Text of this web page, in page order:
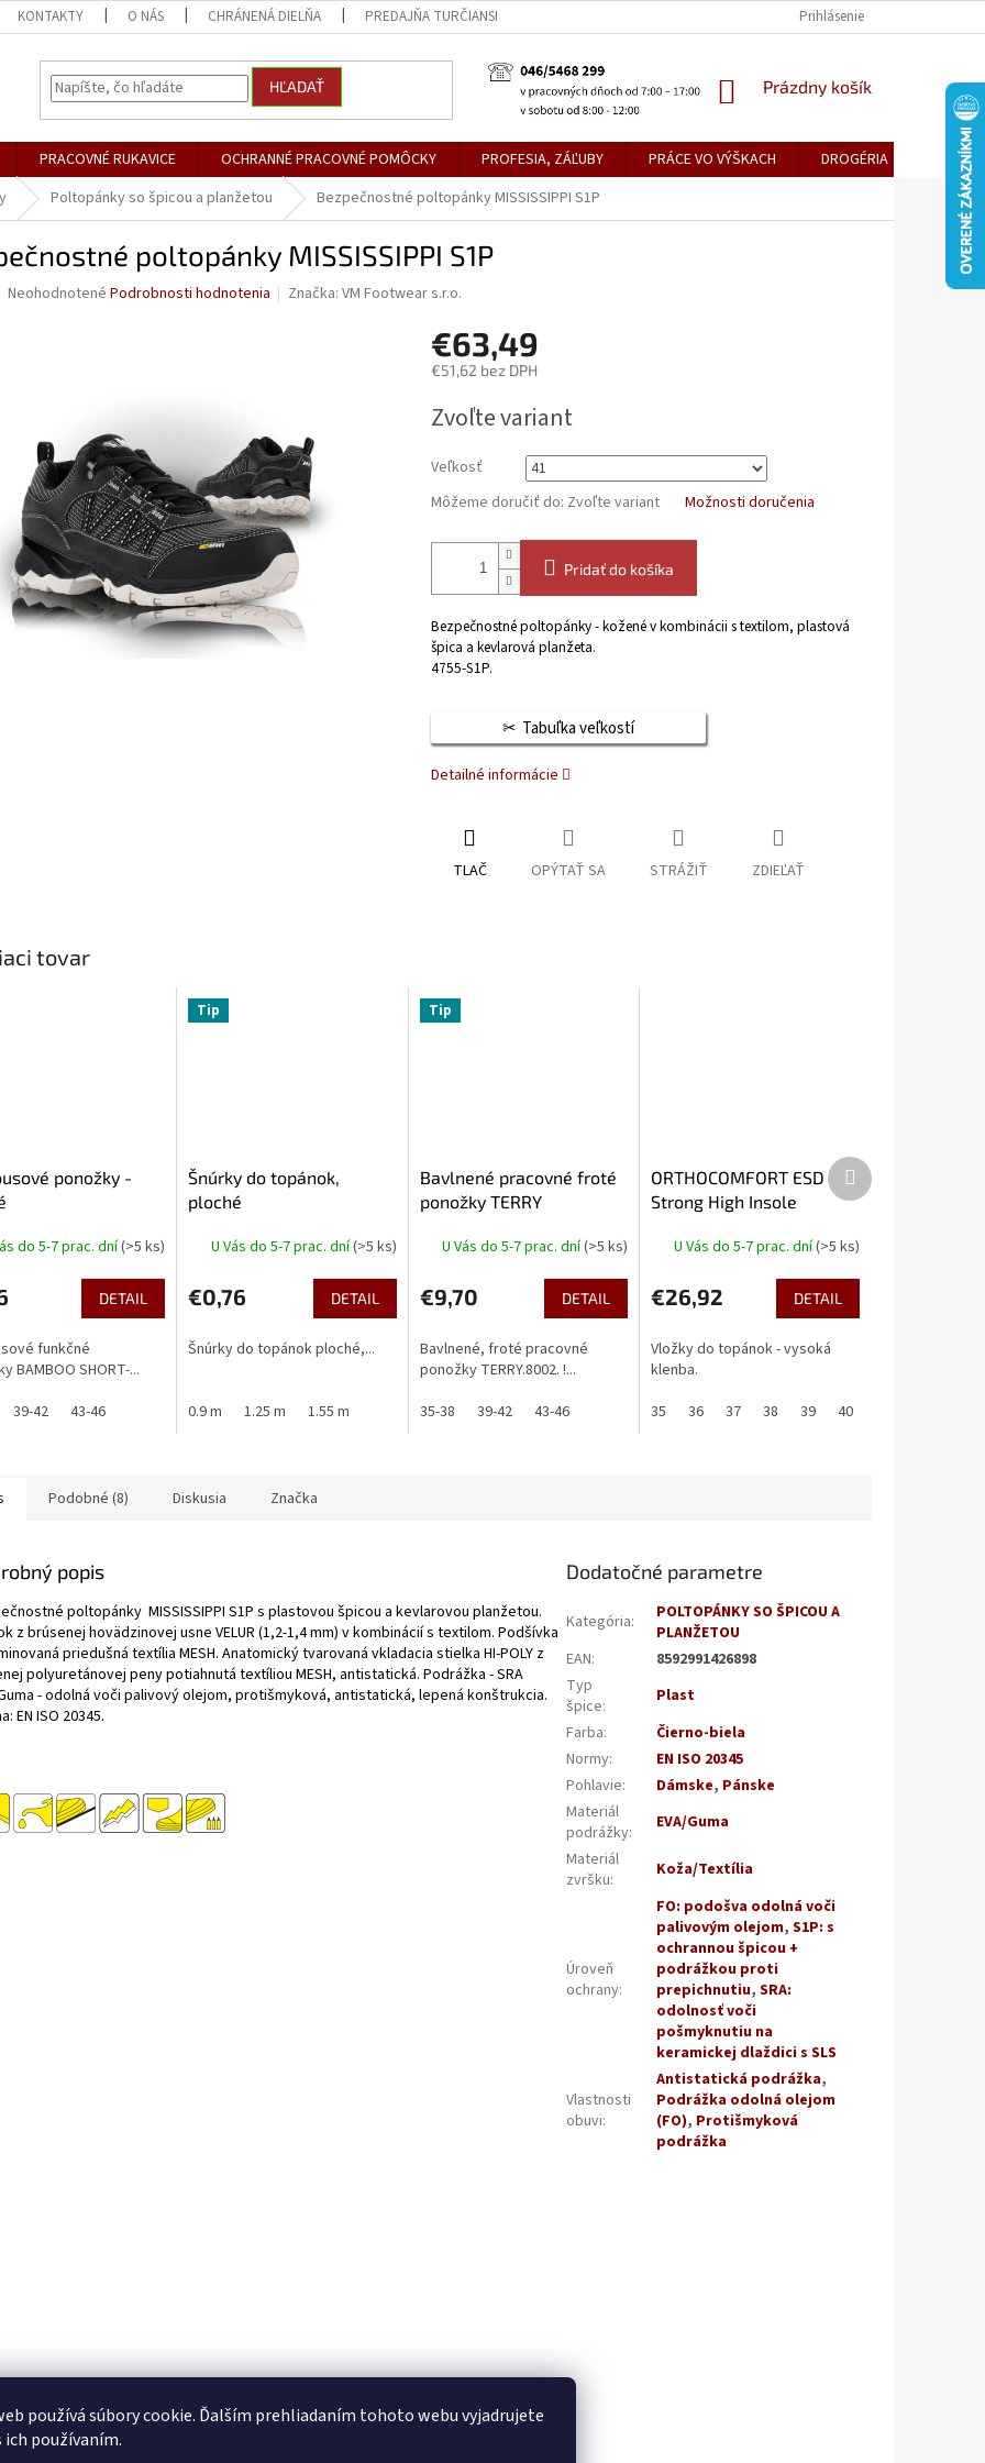
používá súbory cookie. Ďalším prehliadaním tohoto webu vyjadrujete
ich používaním.
KONTAKTY O NÁS CHRÁNENÁ DIELŇA PREDAJŇA TURČIANSKE TEPLICE DOPRAVA A PLATBY
Prihlásenie
HĽADAŤ
NÁKUPNÝ
Prázdny košík
PRACOVNÉ RUKAVICE OCHRANNÉ PRACOVNÉ POMÔCKY PROFESIA, ZÁĽUBY PRÁCE VO VÝŠKACH DROGÉRIA
Poltopánky so špicou a planžetou Bezpečnostné poltopánky MISSISSIPPI S1P
poltopánky MISSISSIPPI S1P
Priemerné
hviezdičiek.
Neohodnotené Podrobnosti hodnotenia Značka:VM Footwear s.r.o.
€63,49
€51,62 bez DPH
cena:
Zvoľte variant
Veľkosť
Môžeme doručiť do: Zvoľte variant Možnosti doručenia
Pridať do košíka
Bezpečnostné poltopánky - kožené v kombinácii s textilom, plastová
špica a kevlarová planžeta.
4755-S1P.
Tabuľka veľkostí
Detailné informácie
TLAČ OPÝTAŤ SA STRÁŽIŤ ZDIEĽAŤ
tovar
ponožky -
do 5-7 prac. dní(>5 ks)
DETAIL
funkčné
BAMBOO SHORT-...
39-42
43-46
Tip
Šnúrky do topánok,
ploché
U Vás do 5-7 prac. dní(>5 ks)
€0,76 DETAIL
Šnúrky do topánok ploché,...
0.9 m 1.25 m 1.55 m
Tip
Bavlnené pracovné froté
ponožky TERRY
U Vás do 5-7 prac. dní(>5 ks)
€9,70 DETAIL
Bavlnené, froté pracovné
ponožky TERRY.8002. !...
35-38
39-42 43-46
ORTHOCOMFORT ESD
Strong High Insole
U Vás do 5-7 prac. dní(>5 ks)
€26,92 DETAIL
Vložky do topánok - vysoká
klenba.
35
36 37 38 39 40
Ďalší
produkt
Podobné (8) Diskusia Značka
popis
poltopánky MISSISSIPPI S1P s plastovou špicou a kevlarovou planžetou.
z brúsenej hovädzinovej usne VELUR (1,2-1,4 mm) v kombinácií s textilom. Podšívka
priedušná textília MESH. Anatomický tvarovaná vkladacia stielka HI-POLY z
polyuretánovej peny potiahnutá textíliou MESH, antistatická. Podrážka - SRA
- odolná voči palivový olejom, protišmyková, antistatická, lepená konštrukcia.
EN ISO 20345.
Dodatočné parametre
Kategória:
POLTOPÁNKY SO ŠPICOU A
PLANŽETOU
EAN:
8592991426898
Typ
špice:
Plast
Farba:
Čierno-biela
Normy:
EN ISO 20345
Pohlavie: Dámske, Pánske
Materiál
podrážky:
EVA/Guma
Materiál
zvršku: Koža/Textília
Úroveň
ochrany:
FO: podošva odolná voči
palivovým olejom,S1P: s
ochrannou špicou +
podrážkou proti
prepichnutiu,SRA:
odolnosť voči
pošmyknutiu na
keramickej dlaždici s SLS
Vlastnosti
obuvi:
Antistatická podrážka,
Podrážka odolná olejom
(FO), Protišmyková
podrážka